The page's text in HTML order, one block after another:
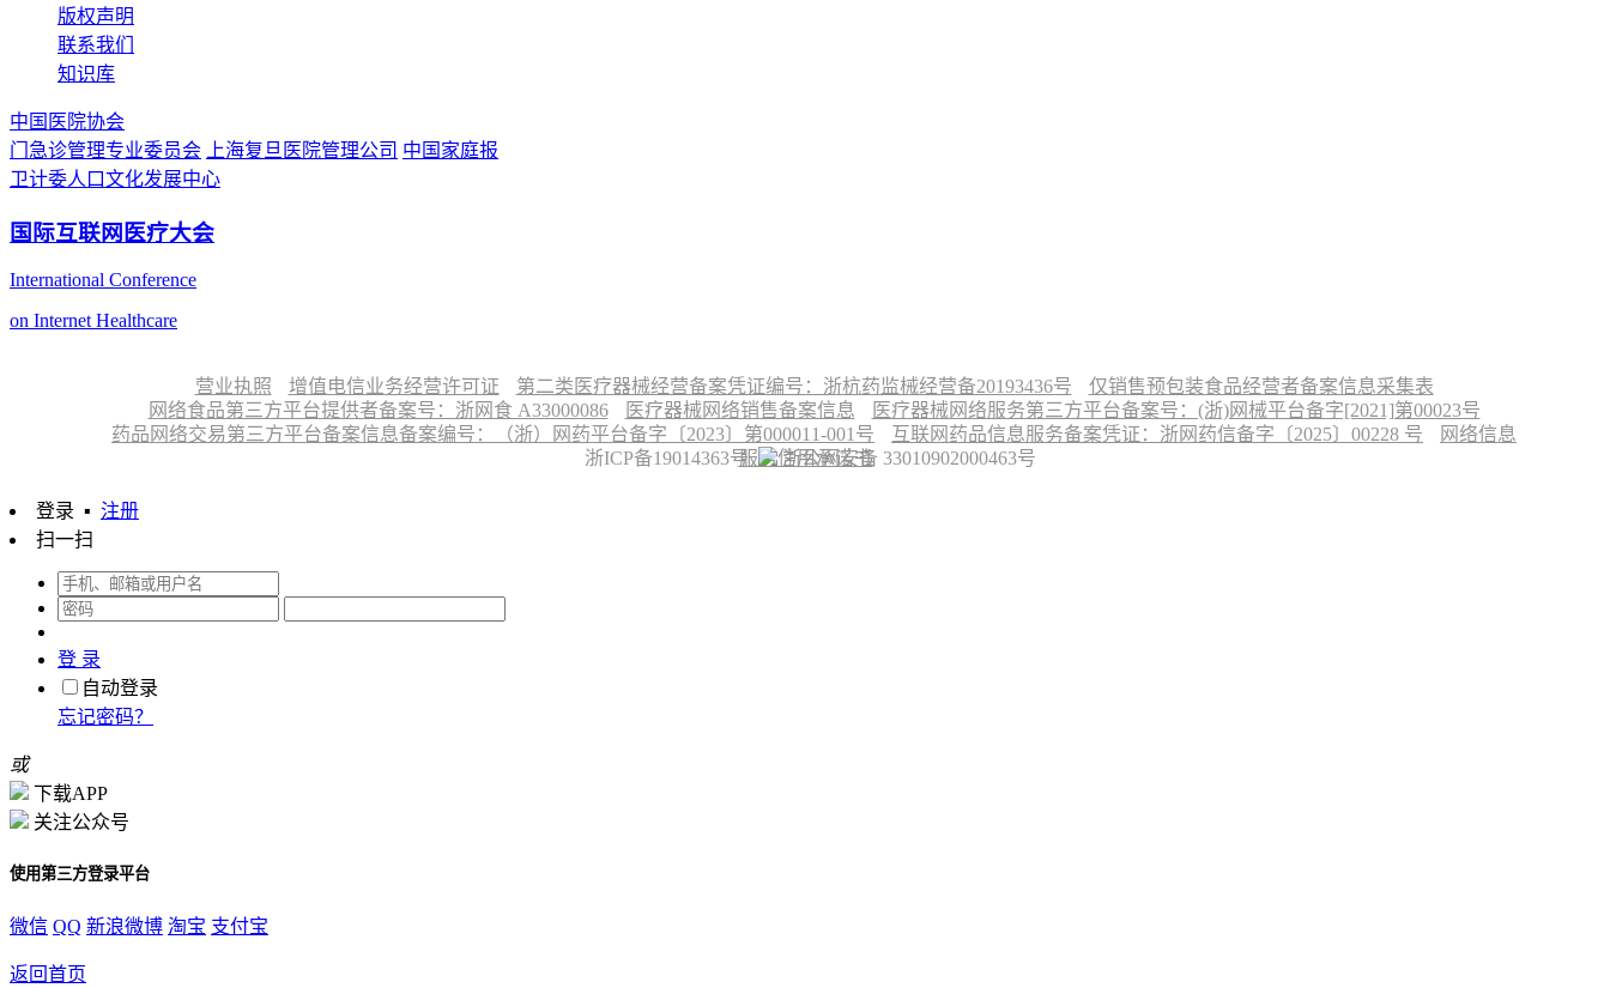
版权声明
联系我们
知识库
中国医院协会
门急诊管理专业委员会 上海复旦医院管理公司 中国家庭报
卫计委人口文化发展中心
国际互联网医疗大会
International Conference
on Internet Healthcare
营业执照 增值电信业务经营许可证 第二类医疗器械经营备案凭证编号：浙杭药监械经营备20193436号
仅销售预包装食品经营者备案信息采集表
网络食品第三方平台提供者备案号：浙网食 A33000086
医疗器械网络销售备案信息
医疗器械网络服务第三方平台备案号：(浙)网械平台备字[2021]第00023号
药品网络交易第三方平台备案信息备案编号：（浙）网药平台备字〔2023〕第000011-001号
互联网药品信息服务备案凭证：浙网药信备字〔2025〕00228 号
网络信息
服务信用承诺书
浙ICP备19014363号 浙公网安备 33010902000463号
登录 ▪ 注册
扫一扫
登 录
自动登录
忘记密码？
或
下载APP
关注公众号
使用第三方登录平台
微信 QQ 新浪微博 淘宝 支付宝
返回首页